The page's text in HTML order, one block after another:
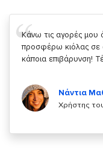
Σας ευχαριστώ που
κάτι!
Χρήστης